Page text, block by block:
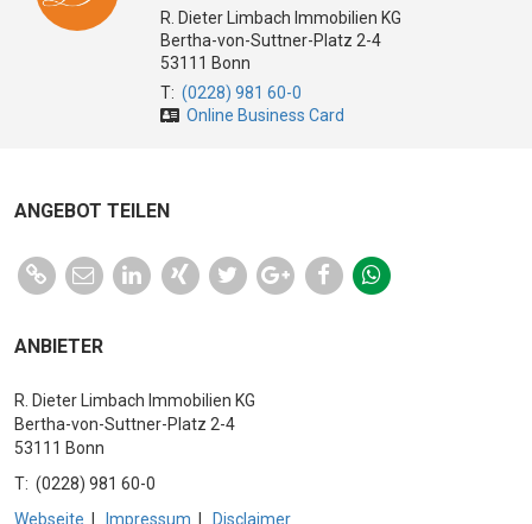
R. Dieter Limbach Immobilien KG
Bertha-von-Suttner-Platz 2-4
53111 Bonn
T: (0228) 981 60-0
Online Business Card
ANGEBOT TEILEN
ANBIETER
R. Dieter Limbach Immobilien KG
Bertha-von-Suttner-Platz 2-4
53111 Bonn
T: (0228) 981 60-0
Webseite
Impressum Disclaimer